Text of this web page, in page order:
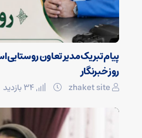
پیام تبریک مدیر تعاون
روز خبرنگار
zhaket site